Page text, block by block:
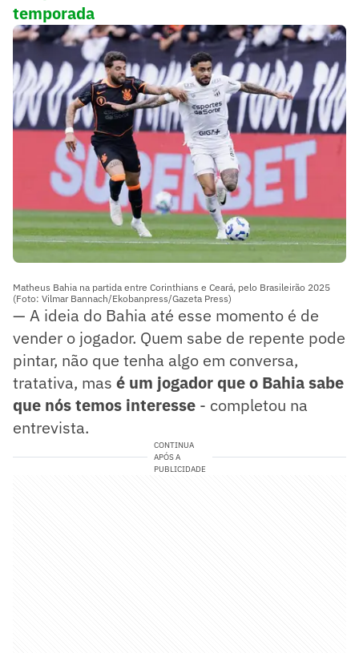
temporada
Matheus Bahia na partida entre Corinthians e Ceará, pelo Brasileirão 2025
(Foto: Vilmar Bannach/Ekobanpress/Gazeta Press)
— A ideia do Bahia até esse momento é de
vender o jogador. Quem sabe de repente pode
pintar, não que tenha algo em conversa,
tratativa, mas é um jogador que o Bahia sabe
que nós temos interesse - completou na
entrevista.
CONTINUA
APÓS A
PUBLICIDADE